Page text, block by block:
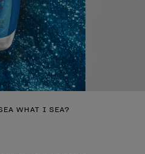
4 5
WHAT I SEA?